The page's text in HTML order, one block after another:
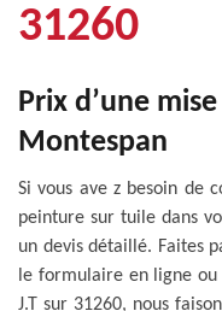
31260
Prix d’une
Montespan
Si vous ave z besoin de
peinture sur tuile dans
un devis détaillé. Faites
le formulaire en ligne ou
J.T sur 31260, nous